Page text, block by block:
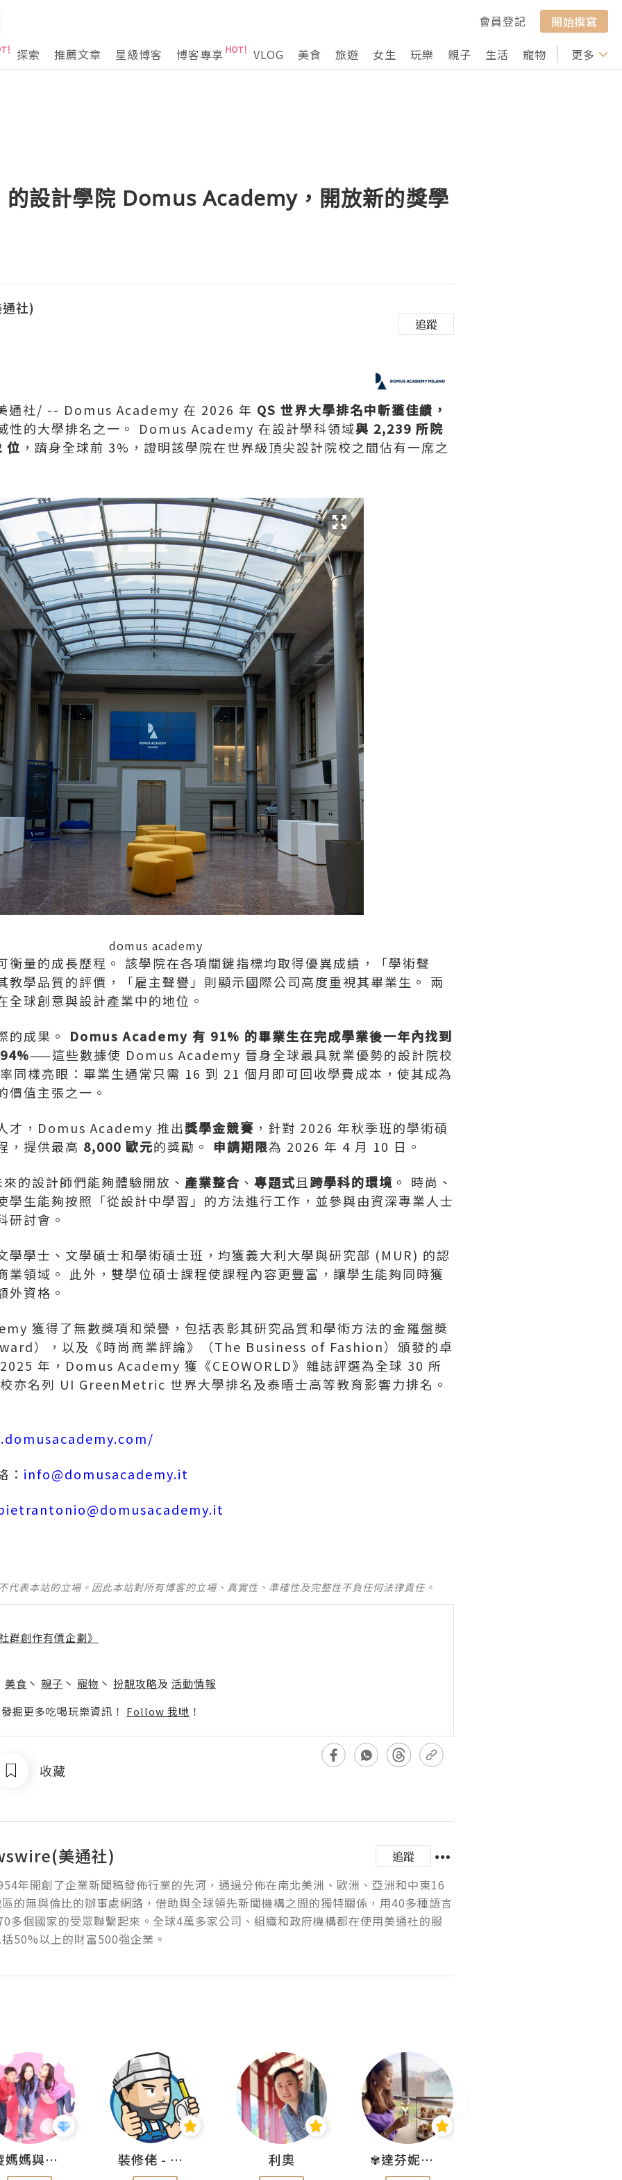
會員登記
開始撰寫
探索
推薦文章 星級博客 博客專享 VLOG 美食 旅遊 女生 玩樂 親子 生活 寵物 行山 打卡
更多
的設計學院 Domus Academy，開放新的獎學
社)
追蹤
通社/ -- Domus Academy 在 2026 年 QS 世界大學排名中斬獲佳績，
性的大學排名之一。 Domus Academy 在設計學科領域與 2,239 所院
位 ，躋身全球前 3%，證明該學院在世界級頂尖設計院校之間佔有一席之
domus academy
衡量的成長歷程。 該學院在各項關鍵指標均取得優異成績，「學術聲
教學品質的評價，「雇主聲譽」則顯示國際公司高度重視其畢業生。 兩
全球創意與設計產業中的地位。
的成果。 Domus Academy 有 91% 的畢業生在完成學業後一年內找到
——這些數據使 Domus Academy 晉身全球最具就業優勢的設計院校
同樣亮眼：畢業生通常只需 16 到 21 個月即可回收學費成本，使其成為
價值主張之一。
才，Domus Academy 推出獎學金競賽 ，針對 2026 年秋季班的學術碩
，提供最高 8,000 歐元的獎勵。 申請期限為 2026 年 4 月 10 日。
的設計師們能夠體驗開放、 產業整合 、 專題式且 跨學科的環境 。 時尚、
學生能夠按照「從設計中學習」的方法進行工作，並參與由資深專業人士
研討會。
學學士、文學碩士和學術碩士班，均獲義大利大學與研究部 (MUR) 的認
業領域。 此外，雙學位碩士課程使課程內容更豐富，讓學生能夠同時獲
外資格。
獲得了無數獎項和榮譽，包括表彰其研究品質和學術方法的金羅盤獎
），以及《時尚商業評論》（The Business of Fashion）頒發的卓
年，Domus Academy 獲《CEOWORLD》雜誌評選為全球 30 所
亦名列 UI GreenMetric 世界大學排名及泰晤士高等教育影響力排名。
： info@domusacademy.it
代表本站的立場。因此本站對所有博客的立場、真實性、準確性及完整性不負任何法律責任。
群創作有價企劃》
美食 丶 親子 丶 寵物 丶 扮靚攻略及 活動情報
掘更多吃喝玩樂資訊！ Follow 我哋 ！
收藏
美通社)
追蹤
年開創了企業新聞稿發佈行業的先河，通過分佈在南北美洲、歐洲、亞洲和中東16
的無與倫比的辦事處網路，借助與全球領先新聞機構之間的獨特關係，用40多種語言
多個國家的受眾聯繫起來。全球4萬多家公司、組織和政府機構都在使用美通社的服
50%以上的財富500強企業。
儍媽媽與兩隻小魔怪之家 裝修佬 - 香港一站式網上裝修平台 利奧 ✾達芬妮•愛孩子•愛生活✾